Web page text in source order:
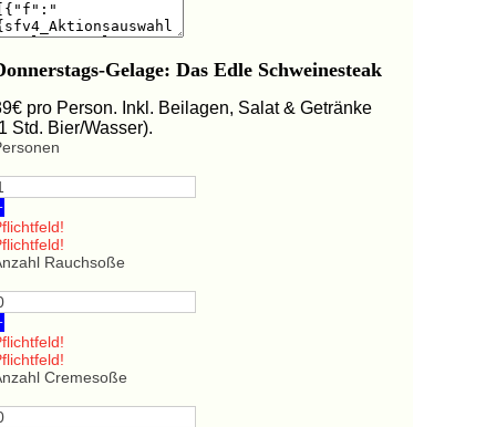
Gelage: Das Edle Schweinesteak
pro Person. Inkl. Beilagen, Salat & Getränke
Std. Bier/Wasser).
Rauchsoße
Cremesoße